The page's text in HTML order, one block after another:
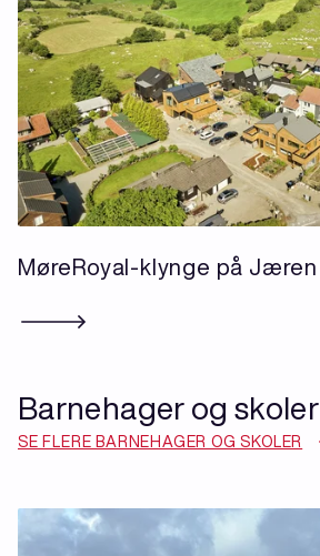
MøreRoyal-klynge på Jæren
Barnehager og skoler
SE FLERE BARNEHAGER OG SKOLER